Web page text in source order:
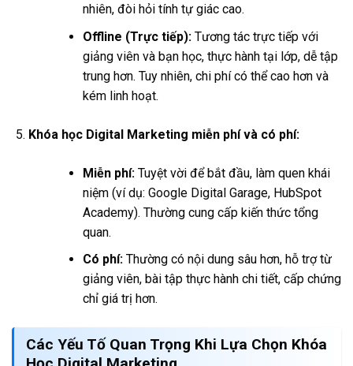
nhiên, đòi hỏi tính tự giác cao.
Offline (Trực tiếp):Tương tác trực tiếp với
giảng viên và bạn học, thực hành tại lớp, dễ tập
trung hơn. Tuy nhiên, chi phí có thể cao hơn và
kém linh hoạt.
Khóa học Digital Marketing miễn phí và có phí:
Miễn phí:Tuyệt vời để bắt đầu, làm quen khái
niệm (ví dụ: Google Digital Garage, HubSpot
Academy). Thường cung cấp kiến thức tổng
quan.
Có phí:Thường có nội dung sâu hơn, hỗ trợ từ
giảng viên, bài tập thực hành chi tiết, cấp chứng
chỉ giá trị hơn.
Các Yếu Tố Quan Trọng Khi Lựa Chọn Khóa